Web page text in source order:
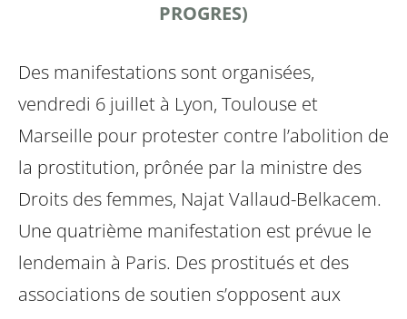
PROGRES)
Des manifestations sont organisées,
vendredi 6 juillet à Lyon, Toulouse et
Marseille pour protester contre l’abolition de
la prostitution, prônée par la ministre des
Droits des femmes, Najat Vallaud-Belkacem.
Une quatrième manifestation est prévue le
lendemain à Paris. Des prostitués et des
associations de soutien s’opposent aux